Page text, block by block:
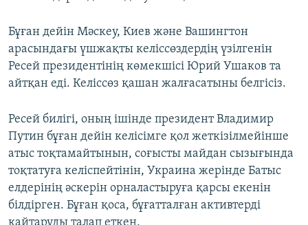
Бұған дейін Мәскеу, Киев және Вашингтон
арасындағы үшжақты келіссөздердің үзілгенін
Ресей президентінің көмекшісі Юрий Ушаков та
айтқан еді. Келіссөз қашан жалғасатыны белгісіз.
Ресей билігі, оның ішінде президент Владимир
Путин бұған дейін келісімге қол жеткізілмейінше
атыс тоқтамайтынын, соғысты майдан сызығында
тоқтатуға келіспейтінін, Украина жерінде Батыс
елдерінің әскерін орналастыруға қарсы екенін
білдірген. Бұған қоса, бұғатталған активтерді